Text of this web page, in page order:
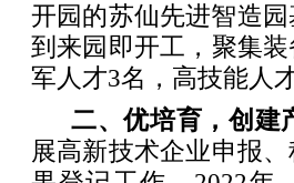
开园的苏仙先进智造
到来园即开工，聚集
军人才3名，高技能人才
二、优培育，创建
展高新技术企业申报